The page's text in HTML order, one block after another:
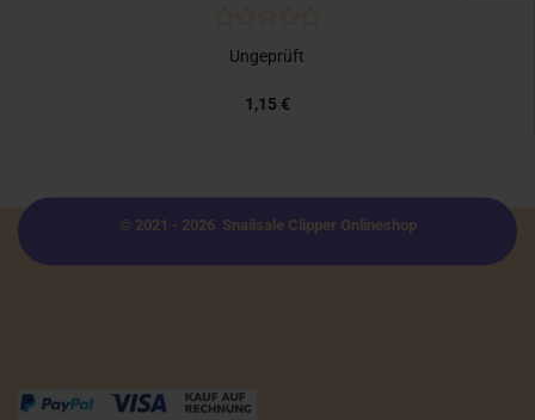
Ungeprüft
1,15 €
© 2021 - 2026 Snailsale Clipper Onlineshop